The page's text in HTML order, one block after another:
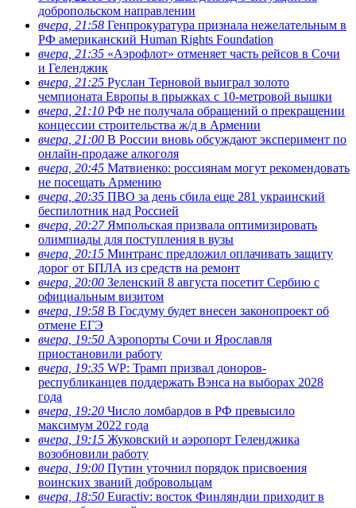
добропольском направлении
вчера, 21:58 Генпрокуратура признала нежелательным в
РФ американский Human Rights Foundation
вчера, 21:35 «Аэрофлот» отменяет часть рейсов в Сочи
и Геленджик
вчера, 21:25 Руслан Терновой выиграл золото
чемпионата Европы в прыжках с 10-метровой вышки
вчера, 21:10 РФ не получала обращений о прекращении
концессии строительства ж/д в Армении
вчера, 21:00 В России вновь обсуждают эксперимент по
онлайн-продаже алкоголя
вчера, 20:45 Матвиенко: россиянам могут рекомендовать
не посещать Армению
вчера, 20:35 ПВО за день сбила еще 281 украинский
беспилотник над Россией
вчера, 20:27Ямпольская призвала оптимизировать
олимпиады для поступления в вузы
вчера, 20:15 Минтранс предложил оплачивать защиту
дорог от БПЛА из средств на ремонт
вчера, 20:00 Зеленский 8 августа посетит Сербию с
официальным визитом
вчера, 19:58 В Госдуму будет внесен законопроект об
отмене ЕГЭ
вчера, 19:50 Аэропорты Сочи и Ярославля
приостановили работу
вчера, 19:35 WP: Трамп призвал доноров-
республиканцев поддержать Вэнса на выборах 2028
года
вчера, 19:20 Число ломбардов в РФ превысило
максимум 2022 года
вчера, 19:15 Жуковский и аэропорт Геленджика
возобновили работу
вчера, 19:00 Путин уточнил порядок присвоения
воинских званий добровольцам
вчера, 18:50 Euractiv: восток Финляндии приходит в